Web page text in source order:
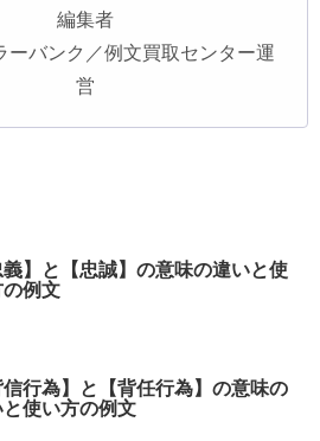
編集者
ーバンク／例文買取センター運
営
義】と【忠誠】の意味の違いと使
の例文
信行為】と【背任行為】の意味の
と使い方の例文